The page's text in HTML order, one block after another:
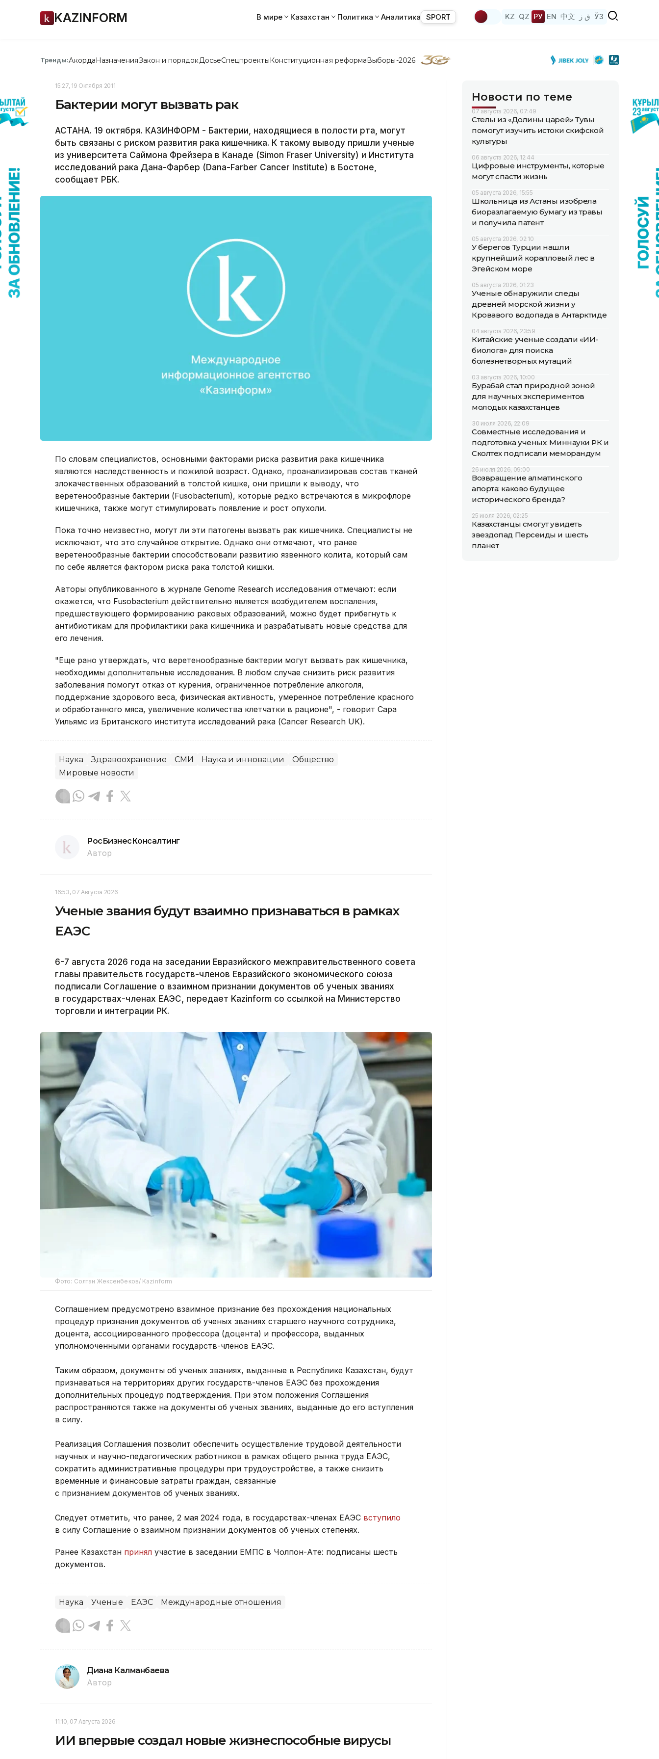
KAZINFORM В мире Казахстан Политика Аналитика SPORT KZ QZ РУ EN 中文 ق ز ЎЗ
Тренды:АкордаНазначенияЗакон и порядок ДосьеСпецпроектыКонституционная реформаВыборы-2026
15:27, 19 Октября 2011
Бактерии могут вызвать рак
АСТАНА. 19 октября. КАЗИНФОРМ - Бактерии, находящиеся в полости рта, могут
быть связаны с риском развития рака кишечника. К такому выводу пришли ученые
из университета Саймона Фрейзера в Канаде (Simon Fraser University) и Института
исследований рака Дана-Фарбер (Dana-Farber Cancer Institute) в Бостоне,
сообщает РБК.
По словам специалистов, основными факторами риска развития рака кишечника
являются наследственность и пожилой возраст. Однако, проанализировав состав тканей
злокачественных образований в толстой кишке, они пришли к выводу, что
веретенообразные бактерии (Fusobacterium), которые редко встречаются в микрофлоре
кишечника, также могут стимулировать появление и рост опухоли.
Пока точно неизвестно, могут ли эти патогены вызвать рак кишечника. Специалисты не
исключают, что это случайное открытие. Однако они отмечают, что ранее
веретенообразные бактерии способствовали развитию язвенного колита, который сам
по себе является фактором риска рака толстой кишки.
Авторы опубликованного в журнале Genome Research исследования отмечают: если
окажется, что Fusobacterium действительно является возбудителем воспаления,
предшествующего формированию раковых образований, можно будет прибегнуть к
антибиотикам для профилактики рака кишечника и разрабатывать новые средства для
его лечения.
"Еще рано утверждать, что веретенообразные бактерии могут вызвать рак кишечника,
необходимы дополнительные исследования. В любом случае снизить риск развития
заболевания помогут отказ от курения, ограниченное потребление алкоголя,
поддержание здорового веса, физическая активность, умеренное потребление красного
и обработанного мяса, увеличение количества клетчатки в рационе", - говорит Сара
Уильямс из Британского института исследований рака (Cancer Research UK).
Наука Здравоохранение СМИ Наука и инновации
Общество
Мировые новости
РосБизнесКонсалтинг
Автор
16:53, 07 Августа 2026
Ученые звания будут взаимно признаваться в рамках
ЕАЭС
6-7 августа 2026 года на заседании Евразийского межправительственного совета
главы правительств государств-членов Евразийского экономического союза
подписали Соглашение о взаимном признании документов об ученых званиях
в государствах-членах ЕАЭС, передает Kazinform со ссылкой на Министерство
торговли и интеграции РК.
Фото: Солтан Жексенбеков/ Kazinform
Соглашением предусмотрено взаимное признание без прохождения национальных
процедур признания документов об ученых званиях старшего научного сотрудника,
доцента, ассоциированного профессора (доцента) и профессора, выданных
уполномоченными органами государств-членов ЕАЭС.
Таким образом, документы об ученых званиях, выданные в Республике Казахстан, будут
признаваться на территориях других государств-членов ЕАЭС без прохождения
дополнительных процедур подтверждения. При этом положения Соглашения
распространяются также на документы об ученых званиях, выданные до его вступления
в силу.
Реализация Соглашения позволит обеспечить осуществление трудовой деятельности
научных и научно-педагогических работников в рамках общего рынка труда ЕАЭС,
сократить административные процедуры при трудоустройстве, а также снизить
временные и финансовые затраты граждан, связанные
с признанием документов об ученых званиях.
Следует отметить, что ранее, 2 мая 2024 года, в государствах-членах ЕАЭС вступило
в силу Соглашение о взаимном признании документов об ученых степенях.
Ранее Казахстан принял участие в заседании ЕМПС в Чолпон-Ате: подписаны шесть
документов.
Наука Ученые ЕАЭС Международные отношения
Диана Калманбаева
Автор
11:10, 07 Августа 2026
ИИ впервые создал новые жизнеспособные вирусы
Новости по теме
07 августа 2026, 07:49
Стелы из «Долины царей» Тувы
помогут изучить истоки скифской
культуры
06 августа 2026, 12:44
Цифровые инструменты, которые
могут спасти жизнь
05 августа 2026, 15:55
Школьница из Астаны изобрела
биоразлагаемую бумагу из травы
и получила патент
05 августа 2026, 02:10
У берегов Турции нашли
крупнейший коралловый лес в
Эгейском море
05 августа 2026, 01:23
Ученые обнаружили следы
древней морской жизни у
Кровавого водопада в Антарктиде
04 августа 2026, 23:59
Китайские ученые создали «ИИ-
биолога» для поиска
болезнетворных мутаций
03 августа 2026, 10:00
Бурабай стал природной зоной
для научных экспериментов
молодых казахстанцев
30 июля 2026, 22:09
Совместные исследования и
подготовка ученых: Миннауки РК и
Сколтех подписали меморандум
26 июля 2026, 09:00
Возвращение алматинского
апорта: каково будущее
исторического бренда?
25 июля 2026, 02:25
Казахстанцы смогут увидеть
звездопад Персеиды и шесть
планет